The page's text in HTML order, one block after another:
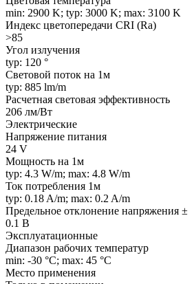
min: 2900 K; typ: 3000 K; max: 3100 K
Индекс цветопередачи CRI (Ra)
>85
Угол излучения
typ: 120 °
Световой поток на 1м
typ: 885 lm/m
Расчетная световая эффективность
206 лм/Вт
Электрические
Напряжение питания
24 V
Мощность на 1м
typ: 4.3 W/m; max: 4.8 W/m
Ток потребления 1м
typ: 0.18 A/m; max: 0.2 A/m
Предельное отклонение напряжения ±
0.1 В
Эксплуатационные
Диапазон рабочих температур
min: -30 °C; max: 45 °C
Место применения